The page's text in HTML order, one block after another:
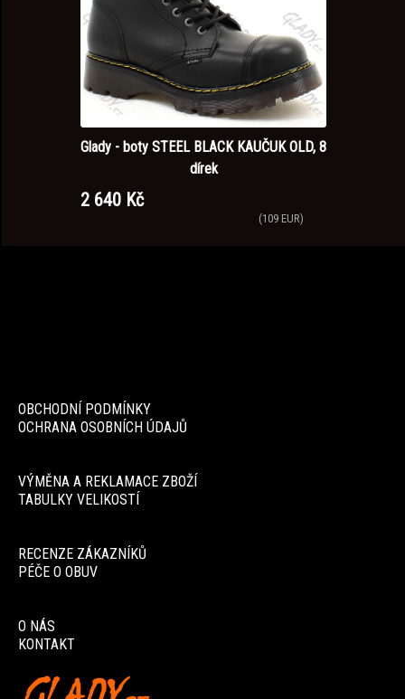
Glady - boty STEEL BLACK KAUČUK OLD, 8
dírek
2 640 Kč
(109 EUR)
OBCHODNÍ PODMÍNKY
OCHRANA OSOBNÍCH ÚDAJŮ
VÝMĚNA A REKLAMACE ZBOŽÍ
TABULKY VELIKOSTÍ
RECENZE ZÁKAZNÍKŮ
PÉČE O OBUV
O NÁS
KONTAKT